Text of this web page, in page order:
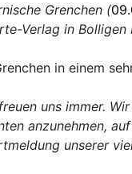
Grenchen (
Verlag in Bolligen
in einem
uns immer.
anzunehmen,
unserer